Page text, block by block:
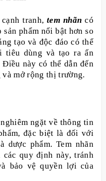
cạnh tranh,tem nhãn có
phẩm nổi bật hơn so
tạo và độc đáo có thể
tiêu dùng và tạo ra ấn
này có thể dẫn đến
và mở rộng thị trường.
ngặt về thông tin
đặc biệt là đối với
dược phẩm. Tem nhãn
các quy định này, tránh
bảo vệ quyền lợi của